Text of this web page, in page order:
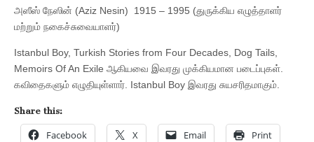
அஸீஸ் நேஸின் (Aziz Nesin) 1915 – 1995 (துருக்கிய எழுத்தாளர்
மற்றும் நகைச்சுவையாளர்)
Istanbul Boy, Turkish Stories from Four Decades, Dog Tails,
Memoirs Of An Exile ஆகியவை இவரது முக்கியமான படைப்புகள்.
கவிதைகளும் எழுதியுள்ளார். Istanbul Boy இவரது சுயசரிதமாகும்.
Share this:
Facebook X Email Print